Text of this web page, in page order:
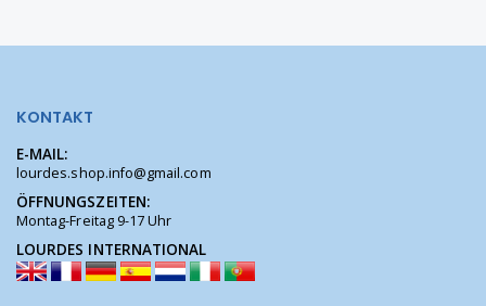
KONTAKT
E-MAIL:
lourdes.shop.info@gmail.com
ÖFFNUNGSZEITEN:
Montag-Freitag 9-17 Uhr
LOURDES INTERNATIONAL